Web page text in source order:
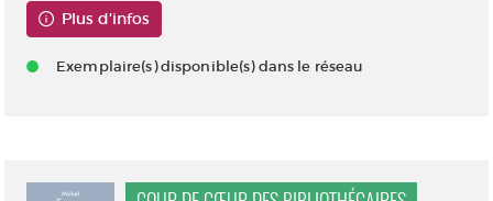
Plus d'infos
Exemplaire(s) disponible(s) dans le réseau